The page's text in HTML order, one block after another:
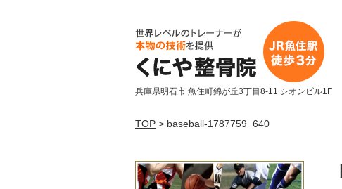
兵庫県明石市 魚住町錦が丘3丁目8-11 シオンビル1F
TOP > baseball-1787759_640